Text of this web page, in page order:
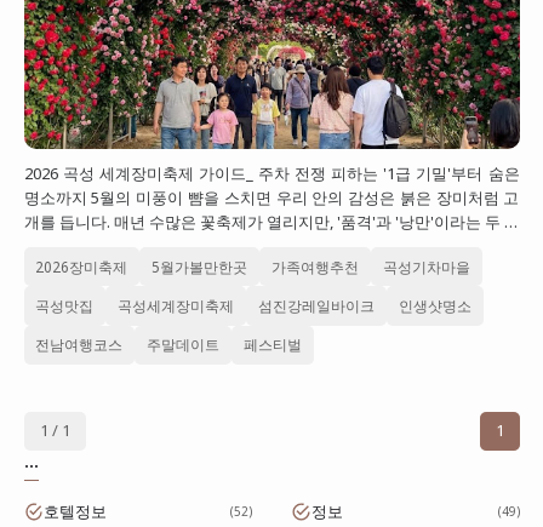
일본
베트남
태국
대만
프랑스
이탈리아
2026 곡성 세계장미축제 가이드_ 주차 전쟁 피하는 '1급 기밀'부터 숨은
명소까지 5월의 미풍이 뺨을 스치면 우리 안의 감성은 붉은 장미처럼 고
개를 듭니다. 매년 수많은 꽃축제가 열리지만, '품격'과 '낭만'이라는 두 …
2026장미축제 5월가볼만한곳 가족여행추천 곡성기차마을
곡성맛집 곡성세계장미축제 섬진강레일바이크 인생샷명소
전남여행코스 주말데이트 페스티벌
1 / 1
1
...
호텔정보 52 정보 49